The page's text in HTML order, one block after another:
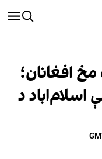
افغانان؛
اسلام‌اباد د